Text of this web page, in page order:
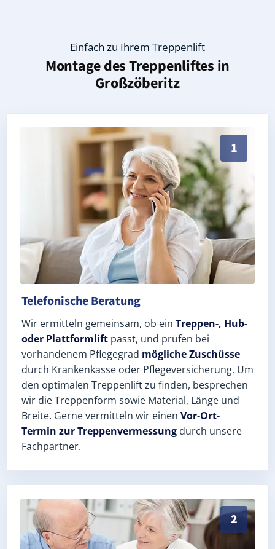
Einfach zu Ihrem Treppenlift
Montage des Treppenliftes in
Großzöberitz
1
Persönliche Treppenlift-Beratung in Großzöberitz
Telefonische Beratung
Wir ermitteln gemeinsam, ob ein Treppen-, Hub-
oder Plattformlift passt, und prüfen bei
vorhandenem Pflegegrad mögliche Zuschüsse
durch Krankenkasse oder Pflegeversicherung. Um
den optimalen Treppenlift zu finden, besprechen
wir die Treppenform sowie Material, Länge und
Breite. Gerne vermitteln wir einen Vor-Ort-
Termin zur Treppenvermessung durch unsere
Fachpartner.
2
Exaktes Aufmaß in Großzöberitz (Landkreis